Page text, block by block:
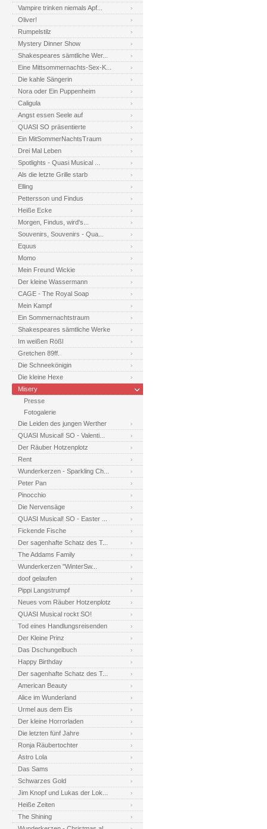
Vampire trinken niemals Apf...
Oliver!
Rumpelstilz
Mystery Dinner Show
Shakespeares sämtliche Wer...
Eine Mittsommernachts-Sex-K...
Die kahle Sängerin
Nora oder Ein Puppenheim
Caligula
Angst essen Seele auf
QUASI SO präsentierte
Ein MitSommerNachtsTraum
Drei Mal Leben
Spotlights - Quasi Musical ...
Als die letzte Grille starb
Elling
Pettersson und Findus
Heiße Ecke
Morgen, Findus, wird's...
Souvenirs, Souvenirs - Qua...
Equus
Momo
Mein Freund Wickie
Der kleine Wassermann
CAGE - The Royal Soap
Mein Kampf
Ein Sommernachtstraum
Shakespeares sämtliche Werke
Im weißen Rößl
Gretchen 89ff.
Die Schneekönigin
Die kleine Hexe
Misery
Presse
Fotogalerie
Die Leiden des jungen Werther
QUASI Musical! SO - Valenti...
Der Räuber Hotzenplotz
Rent
Wunderkerzen - Sparkling Ch...
Peter Pan
Pinocchio
Die Nervensäge
QUASI Musical! SO - Easter ...
Fickende Fische
Der sagenhafte Schatz des T...
The Addams Family
Wunderkerzen "WinterSw...
doof gelaufen
Pippi Langstrumpf
Neues vom Räuber Hotzenplotz
QUASI Musical rockt SO!
Tod eines Handlungsreisenden
Der Kleine Prinz
Das Dschungelbuch
Happy Birthday
Der sagenhafte Schatz des T...
American Beauty
Alice im Wunderland
Urmel aus dem Eis
Der kleine Horrorladen
Die letzten fünf Jahre
Ronja Räubertochter
Astro Lola
Das Sams
Schwarzes Gold
Jim Knopf und Lukas der Lok...
Heiße Zeiten
The Shining